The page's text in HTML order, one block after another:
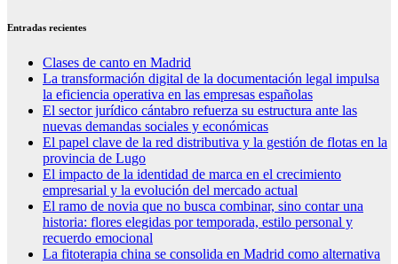
Entradas recientes
Clases de canto en Madrid
La transformación digital de la documentación legal impulsa
la eficiencia operativa en las empresas españolas
El sector jurídico cántabro refuerza su estructura ante las
nuevas demandas sociales y económicas
El papel clave de la red distributiva y la gestión de flotas en la
provincia de Lugo
El impacto de la identidad de marca en el crecimiento
empresarial y la evolución del mercado actual
El ramo de novia que no busca combinar, sino contar una
historia: flores elegidas por temporada, estilo personal y
recuerdo emocional
La fitoterapia china se consolida en Madrid como alternativa